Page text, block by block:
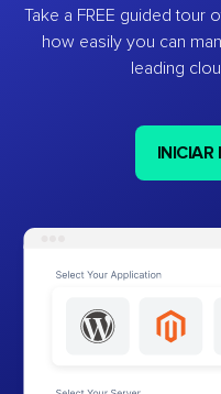
Take a FREE guided tour
how easily you can
leading